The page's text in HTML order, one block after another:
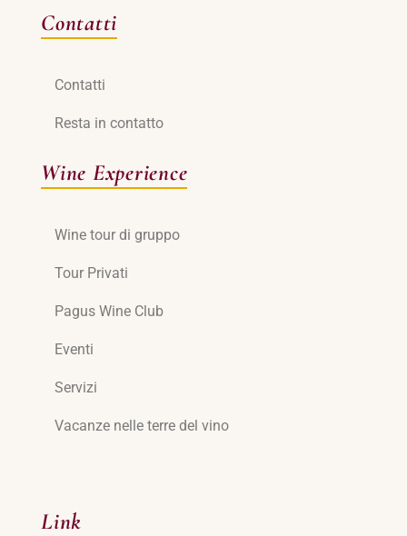
Contatti
Contatti
Resta in contatto
Wine Experience
Wine tour di gruppo
Tour Privati
Pagus Wine Club
Eventi
Servizi
Vacanze nelle terre del vino
Link